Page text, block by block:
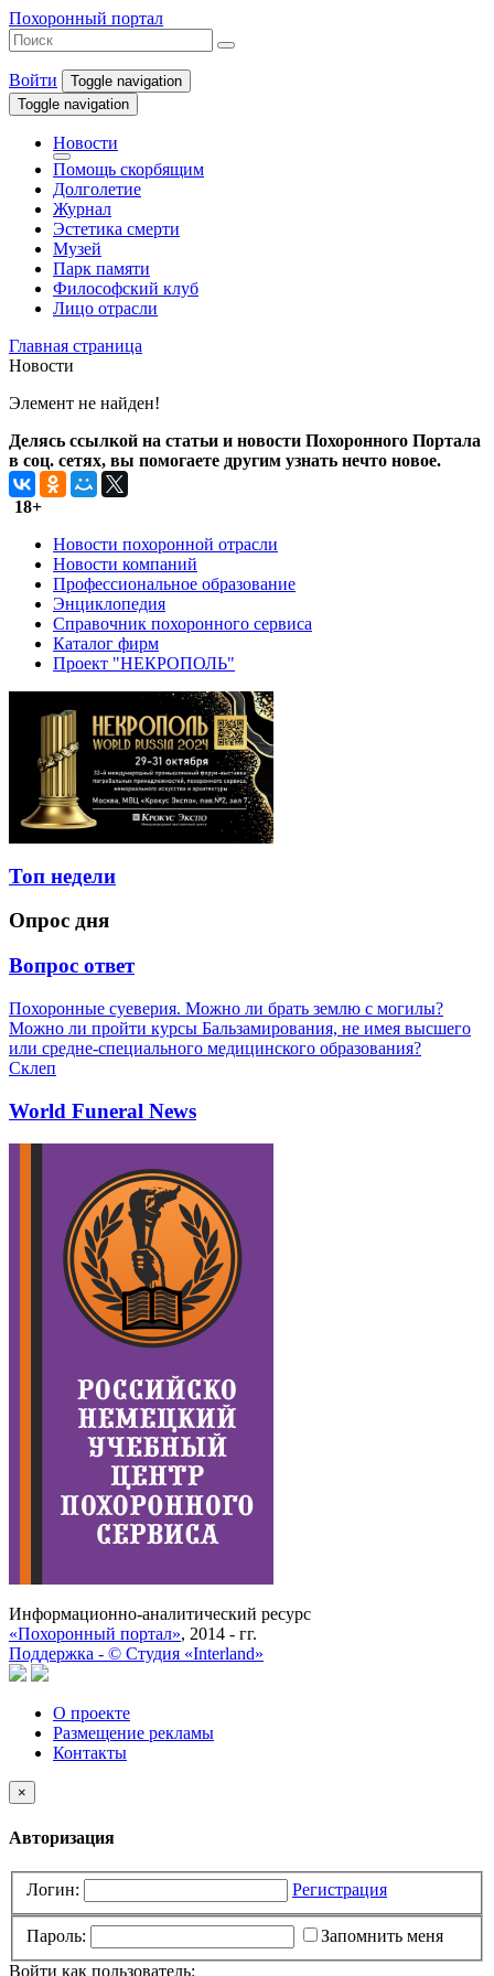
Похоронный портал
Войти
Toggle navigation
Toggle navigation
Новости
Помощь скорбящим
Долголетие
Журнал
Эстетика смерти
Музей
Парк памяти
Философский клуб
Лицо отрасли
Главная страница
Новости
Элемент не найден!
Делясь ссылкой на статьи и новости Похоронного Портала
в соц. сетях, вы помогаете другим узнать нечто новое.
18+
Новости похоронной отрасли
Новости компаний
Профессиональное образование
Энциклопедия
Справочник похоронного сервиса
Каталог фирм
Проект "НЕКРОПОЛЬ"
Топ недели
Опрос дня
Вопрос ответ
Похоронные суеверия. Можно ли брать землю с могилы?
Можно ли пройти курсы Бальзамирования, не имея высшего
или средне-специального медицинского образования?
Склеп
World Funeral News
Информационно-аналитический ресурс
«Похоронный портал», 2014 - гг.
Поддержка - © Cтудия «Interland»
О проекте
Размещение рекламы
Контакты
×
Авторизация
Логин: Регистрация
Пароль:
Запомнить меня
Войти как пользователь: